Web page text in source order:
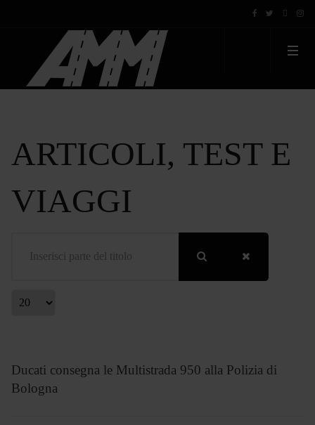
ARTICOLI, TEST E
VIAGGI
Visualizza #
Ducati consegna le Multistrada 950 alla Polizia di
Bologna